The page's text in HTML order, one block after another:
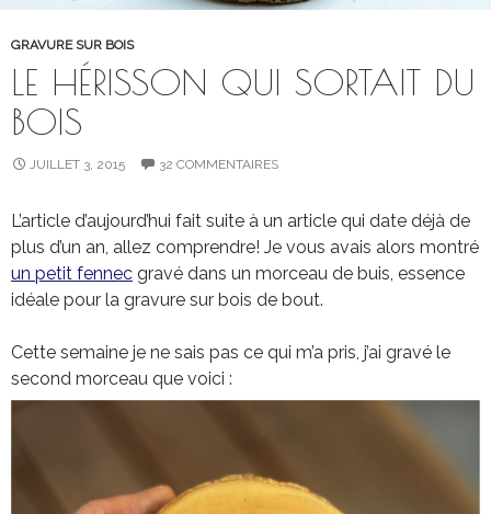
GRAVURE SUR BOIS
LE HÉRISSON QUI SORTAIT DU
BOIS
JUILLET 3, 2015 32 COMMENTAIRES
L’article d’aujourd’hui fait suite à un article qui date déjà de
plus d’un an, allez comprendre! Je vous avais alors montré
un petit fennec gravé dans un morceau de buis, essence
idéale pour la gravure sur bois de bout.
Cette semaine je ne sais pas ce qui m’a pris, j’ai gravé le
second morceau que voici :